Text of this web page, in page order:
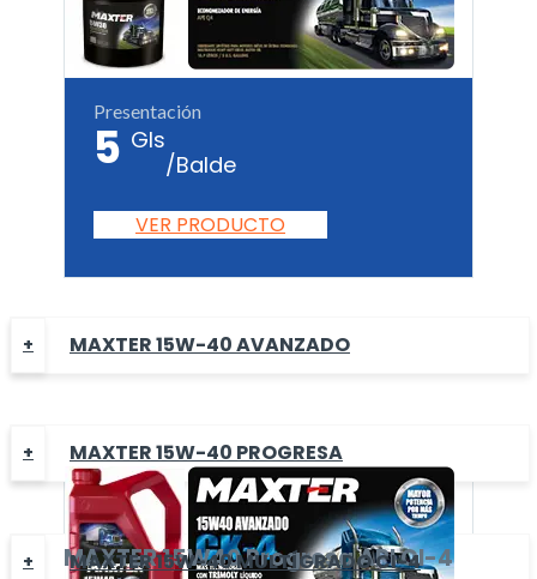
Presentación
5 Gls
/Balde
VER PRODUCTO
MAXTER 15W-40 AVANZADO
MAXTER 15W-40 PROGRESA
MAXTER15W40 ProgresaAPI CI-4
MAXTER 15W-40 MULTÍGRADO CI-4